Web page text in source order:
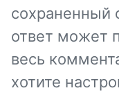
сохраненный
ответ может
весь
хотите